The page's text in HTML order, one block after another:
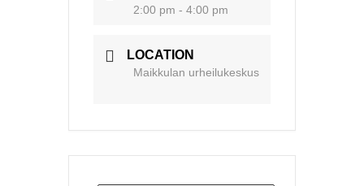
2:00 pm - 4:00 pm
LOCATION
Maikkulan urheilukeskus